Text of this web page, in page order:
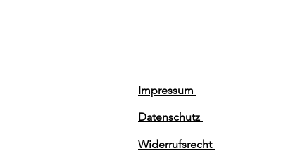
Impressum
Datenschutz
Widerrufsrecht